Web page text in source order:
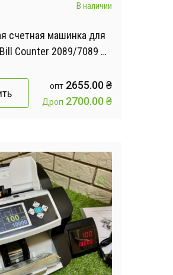
В наличии
счетная машинка для
Counter 2089/7089 с
опт 2655.00₴
Дроп 2700.00₴